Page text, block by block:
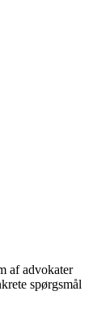
af advokater
spørgsmål